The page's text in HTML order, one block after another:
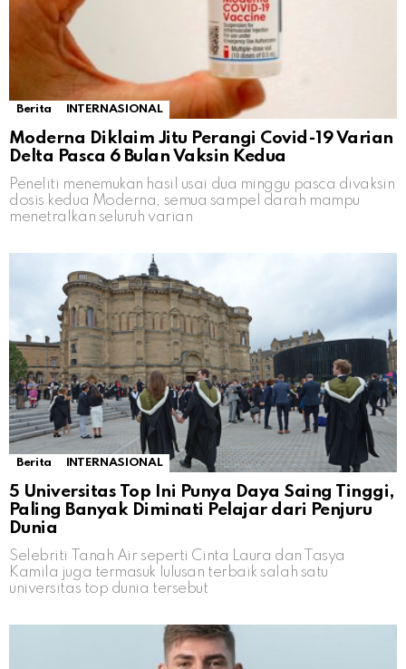
Berita INTERNASIONAL
Moderna Diklaim Jitu Perangi Covid-19 Varian
Delta Pasca 6 Bulan Vaksin Kedua
Peneliti menemukan hasil usai dua minggu pasca divaksin
dosis kedua Moderna, semua sampel darah mampu
menetralkan seluruh varian
Berita INTERNASIONAL
5 Universitas Top Ini Punya Daya Saing Tinggi,
Paling Banyak Diminati Pelajar dari Penjuru
Dunia
Selebriti Tanah Air seperti Cinta Laura dan Tasya
Kamila juga termasuk lulusan terbaik salah satu
universitas top dunia tersebut